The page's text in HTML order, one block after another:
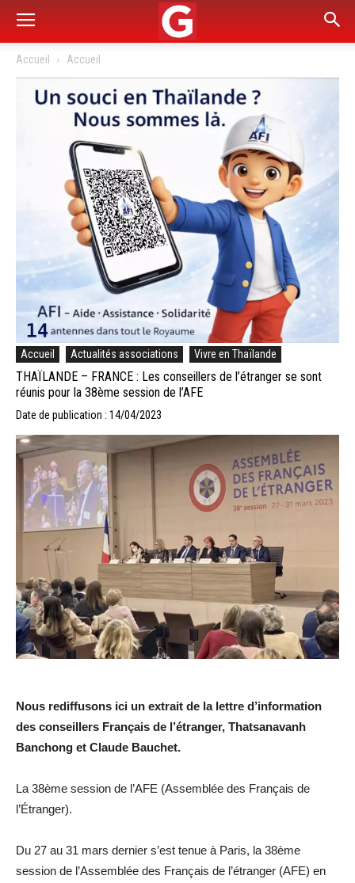
Accueil Accueil
Accueil Actualités associations Vivre en Thaïlande
THAÏLANDE – FRANCE : Les conseillers de l’étranger se sont
réunis pour la 38ème session de l’AFE
Date de publication : 14/04/2023
Nous rediffusons ici un extrait de la lettre d’information
des conseillers Français de l’étranger, Thatsanavanh
Banchong et Claude Bauchet.
La 38ème session de l’AFE (Assemblée des Français de
l’Étranger).
Du 27 au 31 mars dernier s’est tenue à Paris, la 38ème
session de l’Assemblée des Français de l’étranger (AFE) en